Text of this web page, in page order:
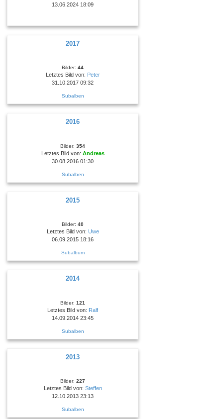
13.06.2024 18:09
2017
Bilder: 44
Letztes Bild von: Peter
31.10.2017 09:32
Subalben
2016
Bilder: 354
Letztes Bild von: Andreas
30.08.2016 01:30
Subalben
2015
Bilder: 40
Letztes Bild von: Uwe
06.09.2015 18:16
Subalbum
2014
Bilder: 121
Letztes Bild von: Ralf
14.09.2014 23:45
Subalben
2013
Bilder: 227
Letztes Bild von: Steffen
12.10.2013 23:13
Subalben